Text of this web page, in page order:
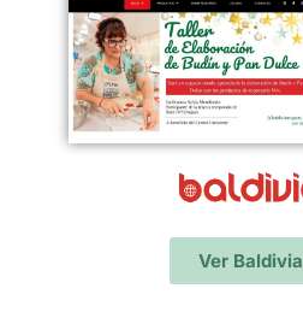
Ver Baldivia